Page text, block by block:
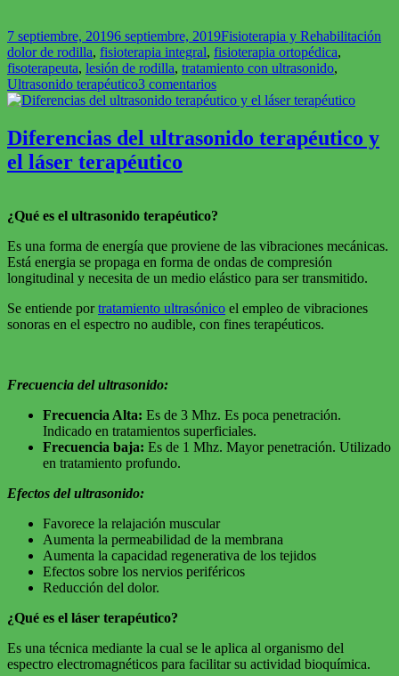
Publicado
el
7 septiembre, 20196 septiembre, 2019Categorías
Fisioterapia y Rehabilitación
dolor de rodilla, fisioterapia integral, fisioterapia ortopédica,
fisoterapeuta, lesión de rodilla, tratamiento con ultrasonido,
Ultrasonido terapéutico3 comentariosen
Tratamiento
ultrasonido
terapéutico
de
Diferencias del ultrasonido terapéutico y
el láser terapéutico
¿Qué es el ultrasonido terapéutico?
Es una forma de energía que proviene de las vibraciones mecánicas.
Está energia se propaga en forma de ondas de compresión
longitudinal y necesita de un medio elástico para ser transmitido.
Se entiende portratamiento ultrasónico el empleo de vibraciones
sonoras en el espectro no audible, con fines terapéuticos.
Frecuencia del ultrasonido:
Frecuencia Alta: Es de 3 Mhz. Es poca penetración.
Indicado en tratamientos superficiales.
Frecuencia baja: Es de 1 Mhz. Mayor penetración. Utilizado
en tratamiento profundo.
Efectos del ultrasonido:
Favorece la relajación muscular
Aumenta la permeabilidad de la membrana
Aumenta la capacidad regenerativa de los tejidos
Efectos sobre los nervios periféricos
Reducción del dolor.
¿Qué es el láser terapéutico?
Es una técnica mediante la cual se le aplica al organismo del
espectro electromagnéticos para facilitar su actividad bioquímica.